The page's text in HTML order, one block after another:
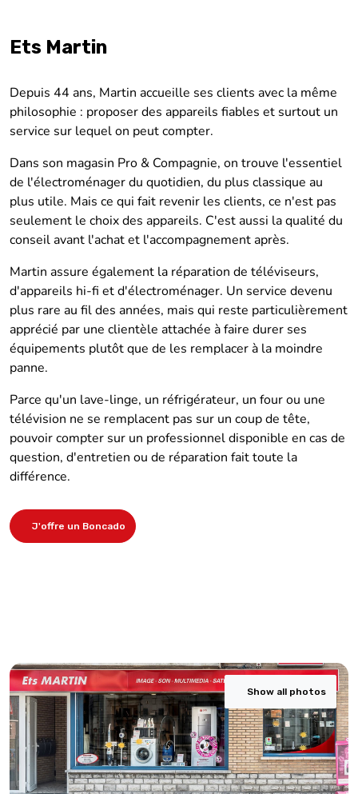
Ets Martin
Depuis 44 ans, Martin accueille ses clients avec la même
philosophie : proposer des appareils fiables et surtout un
service sur lequel on peut compter.
Dans son magasin Pro & Compagnie, on trouve l'essentiel
de l'électroménager du quotidien, du plus classique au
plus utile. Mais ce qui fait revenir les clients, ce n'est pas
seulement le choix des appareils. C'est aussi la qualité du
conseil avant l'achat et l'accompagnement après.
Martin assure également la réparation de téléviseurs,
d'appareils hi-fi et d'électroménager. Un service devenu
plus rare au fil des années, mais qui reste particulièrement
apprécié par une clientèle attachée à faire durer ses
équipements plutôt que de les remplacer à la moindre
panne.
Parce qu'un lave-linge, un réfrigérateur, un four ou une
télévision ne se remplacent pas sur un coup de tête,
pouvoir compter sur un professionnel disponible en cas de
question, d'entretien ou de réparation fait toute la
différence.
J'offre un Boncado
Show all photos